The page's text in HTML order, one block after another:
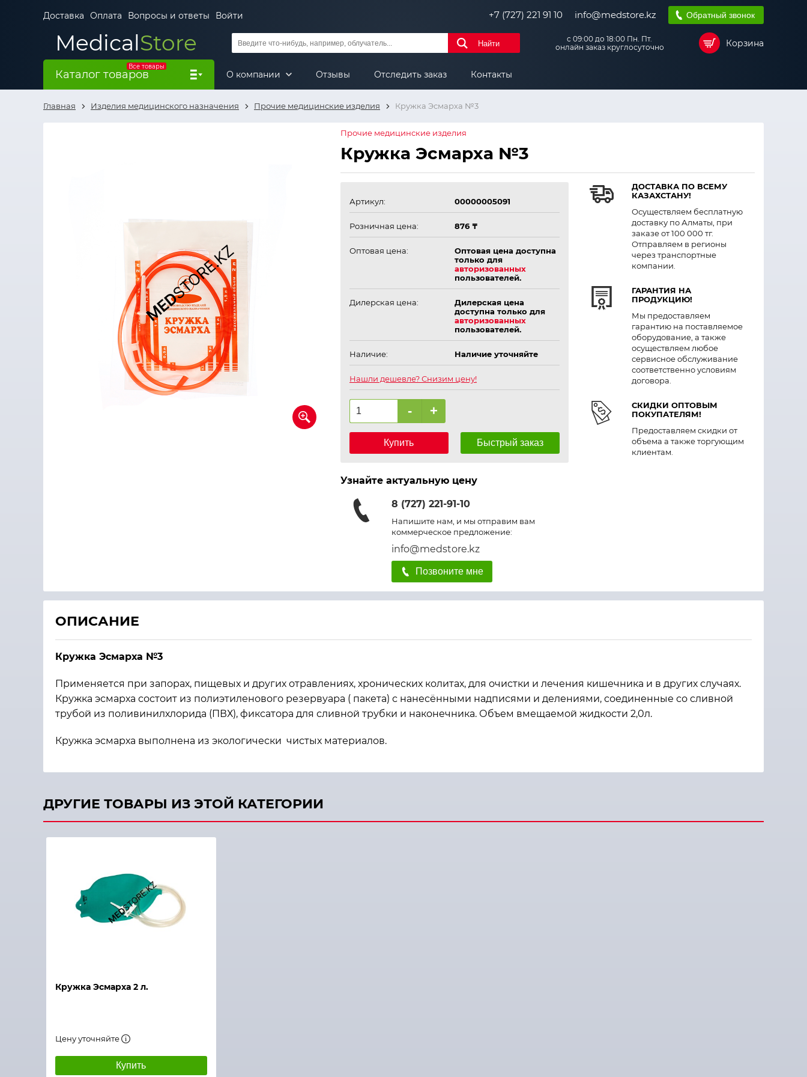
Доставка Оплата Вопросы и ответы Войти +7 (727) 221 91 10 info@medstore.kz Обратный звонок
MedicalStore Найти
с 09:00 до 18:00 Пн. Пт.
онлайн заказ круглосуточно
Корзина
Все товары
Каталог товаров О компании Отзывы Отследить заказ Контакты
Главная Изделия медицинского назначения Прочие медицинские изделия Кружка Эсмарха №3
Прочие медицинские изделия
Кружка Эсмарха №3
Артикул: 00000005091
Розничная цена: 876 ₸
Оптовая цена:
Оптовая цена доступна
только для
авторизованных
пользователей.
Дилерская цена:
Дилерская цена
доступна только для
авторизованных
пользователей.
Наличие: Наличие уточняйте
Нашли дешевле? Снизим цену!
- +
Купить Быстрый заказ
Узнайте актуальную цену
8 (727) 221-91-10
Напишите нам, и мы отправим вам
коммерческое предложение:
info@medstore.kz
Позвоните мне
ДОСТАВКА ПО ВСЕМУ
КАЗАХСТАНУ!
Осуществляем бесплатную
доставку по Алматы, при
заказе от 100 000 тг.
Отправляем в регионы
через транспортные
компании.
ГАРАНТИЯ НА
ПРОДУКЦИЮ!
Мы предоставляем
гарантию на поставляемое
оборудование, а также
осуществляем любое
сервисное обслуживание
соответственно условиям
договора.
СКИДКИ ОПТОВЫМ
ПОКУПАТЕЛЯМ!
Предоставляем скидки от
объема а также торгующим
клиентам.
ОПИСАНИЕ
Кружка Эсмарха №3
Применяется при запорах, пищевых и других отравлениях, хронических колитах, для очистки и лечения кишечника и в других случаях.
Кружка эсмарха состоит из полиэтиленового резервуара ( пакета) с нанесёнными надписями и делениями, соединенные со сливной
трубой из поливинилхлорида (ПВХ), фиксатора для сливной трубки и наконечника. Объем вмещаемой жидкости 2,0л.
Кружка эсмарха выполнена из экологически чистых материалов.
ДРУГИЕ ТОВАРЫ ИЗ ЭТОЙ КАТЕГОРИИ
Кружка Эсмарха 2 л.
Цену уточняйте
Купить